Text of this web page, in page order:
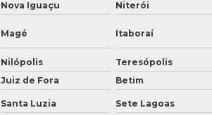
Nova Iguaçu Niterói
Magé Itaboraí
Nilópolis Teresópolis
Juiz de Fora Betim
Santa Luzia Sete Lagoas